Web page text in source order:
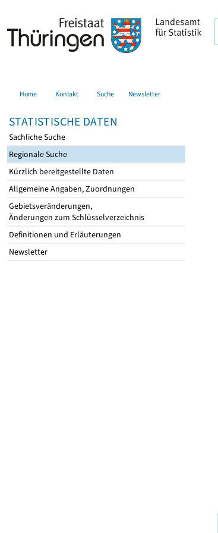
Home Kontakt Suche Newsletter
STATISTISCHE DATEN
Sachliche Suche
Regionale Suche
Kürzlich bereitgestellte Daten
Allgemeine Angaben, Zuordnungen
Gebietsveränderungen,
Änderungen zum Schlüsselverzeichnis
Definitionen und Erläuterungen
Newsletter